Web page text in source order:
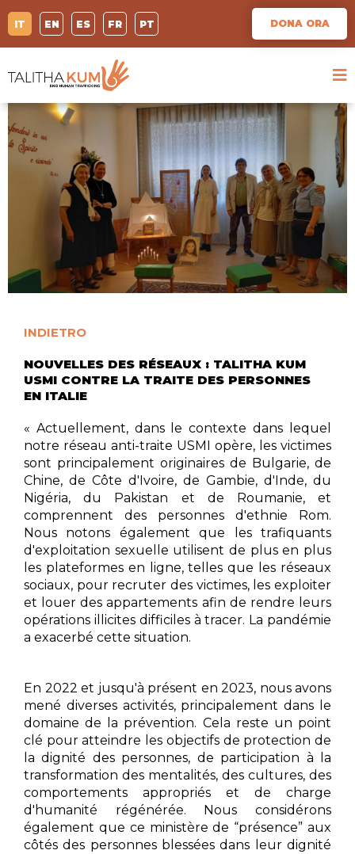
IT EN ES FR PT DONA ORA
INDIETRO
NOUVELLES DES RÉSEAUX : TALITHA KUM
USMI CONTRE LA TRAITE DES PERSONNES
EN ITALIE
« Actuellement, dans le contexte dans lequel
notre réseau anti-traite USMI opère, les victimes
sont principalement originaires de Bulgarie, de
Chine, de Côte d'Ivoire, de Gambie, d'Inde, du
Nigéria, du Pakistan et de Roumanie, et
comprennent des personnes d'ethnie Rom.
Nous notons également que les trafiquants
d'exploitation sexuelle utilisent de plus en plus
les plateformes en ligne, telles que les réseaux
sociaux, pour recruter des victimes, les exploiter
et louer des appartements afin de rendre leurs
opérations illicites difficiles à tracer. La pandémie
a exacerbé cette situation.
En 2022 et jusqu'à présent en 2023, nous avons
mené diverses activités, principalement dans le
domaine de la prévention. Cela reste un point
clé pour atteindre les objectifs de protection de
la dignité des personnes, de participation à la
transformation des mentalités, des cultures, des
comportements appropriés et de charge
d'humanité régénérée. Nous considérons
également que ce ministère de “présence” aux
côtés des personnes blessées dans leur dignité